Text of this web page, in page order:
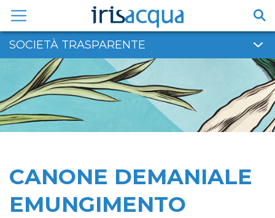
contenuto
SOCIETÀ TRASPARENTE
CANONE DEMANIALE
EMUNGIMENTO